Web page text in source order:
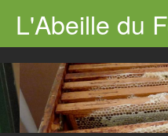
L'Abeille du
Qui sommes nous ?
Rucher-école
Dossiers techniques